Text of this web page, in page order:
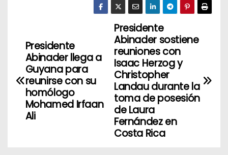
v
Presidente
Abinader sostiene
reuniones con
Isaac Herzog y
Christopher
Landau durante la
toma de posesión
de Laura
Fernández en
Costa Rica
Presidente
Abinader llega a
Guyana para
reunirse con su
homólogo
Mohamed Irfaan
Ali